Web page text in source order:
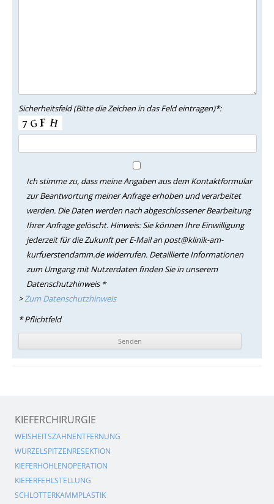
Sicherheitsfeld (Bitte die Zeichen in das Feld eintragen)*:
Ich stimme zu, dass meine Angaben aus dem Kontaktformular
zur Beantwortung meiner Anfrage erhoben und verarbeitet
werden. Die Daten werden nach abgeschlossener Bearbeitung
Ihrer Anfrage gelöscht. Hinweis: Sie können Ihre Einwilligung
jederzeit für die Zukunft per E-Mail an post@klinik-am-
kurfuerstendamm.de widerrufen. Detaillierte Informationen
zum Umgang mit Nutzerdaten finden Sie in unserem
Datenschutzhinweis *
>Zum Datenschutzhinweis
* Pflichtfeld
KIEFERCHIRURGIE
WEISHEITSZAHNENTFERNUNG
WURZELSPITZENRESEKTION
KIEFERHÖHLENOPERATION
KIEFERFEHLSTELLUNG
SCHLOTTERKAMMPLASTIK